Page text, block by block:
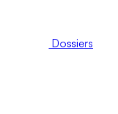
Dossiers